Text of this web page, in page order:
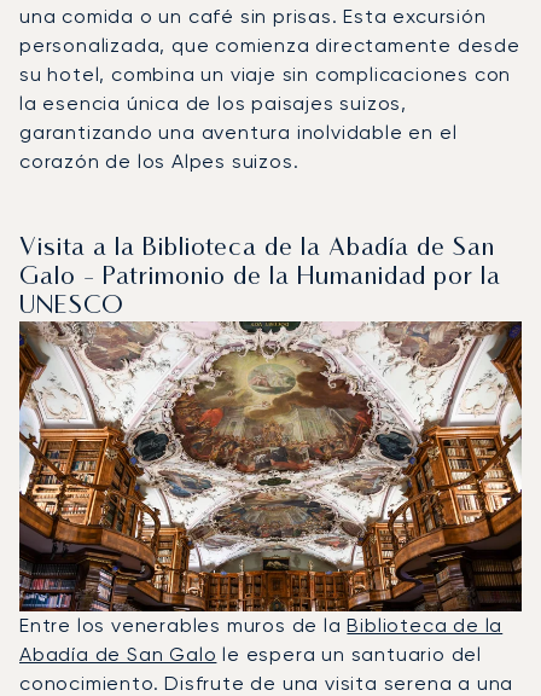
una comida o un café sin prisas. Esta excursión
personalizada, que comienza directamente desde
su hotel, combina un viaje sin complicaciones con
la esencia única de los paisajes suizos,
garantizando una aventura inolvidable en el
corazón de los Alpes suizos.
Visita a la Biblioteca de la Abadía de San
Galo - Patrimonio de la Humanidad por la
UNESCO
Entre los venerables muros de laBiblioteca de la
Abadía de San Galo le espera un santuario del
conocimiento. Disfrute de una visita serena a una